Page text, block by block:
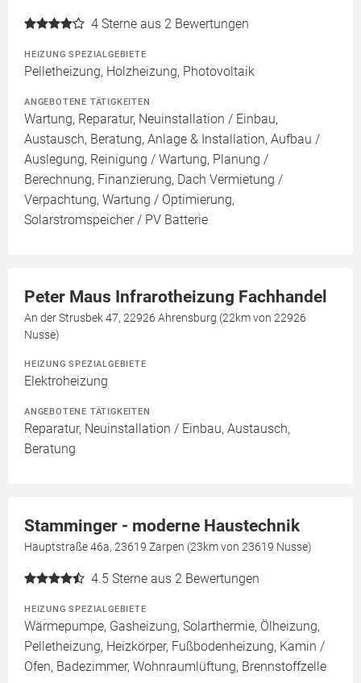
4 Sterne aus 2 Bewertungen
HEIZUNG SPEZIALGEBIETE
Pelletheizung, Holzheizung, Photovoltaik
ANGEBOTENE TÄTIGKEITEN
Wartung, Reparatur, Neuinstallation / Einbau,
Austausch, Beratung, Anlage & Installation, Aufbau /
Auslegung, Reinigung / Wartung, Planung /
Berechnung, Finanzierung, Dach Vermietung /
Verpachtung, Wartung / Optimierung,
Solarstromspeicher / PV Batterie
Peter Maus Infrarotheizung Fachhandel
An der Strusbek 47, 22926 Ahrensburg (22km von 22926
Nusse)
HEIZUNG SPEZIALGEBIETE
Elektroheizung
ANGEBOTENE TÄTIGKEITEN
Reparatur, Neuinstallation / Einbau, Austausch,
Beratung
Stamminger - moderne Haustechnik
Hauptstraße 46a, 23619 Zarpen (23km von 23619 Nusse)
4.5 Sterne aus 2 Bewertungen
HEIZUNG SPEZIALGEBIETE
Wärmepumpe, Gasheizung, Solarthermie, Ölheizung,
Pelletheizung, Heizkörper, Fußbodenheizung, Kamin /
Ofen, Badezimmer, Wohnraumlüftung, Brennstoffzelle